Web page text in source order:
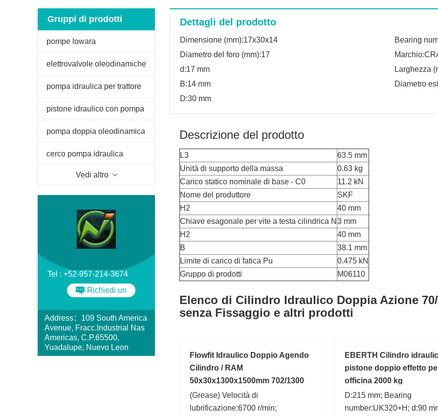
Gruppi di prodotti
pompe lowara
elettrovalvole oleodinamiche
pompa idraulica per trattore
fiat
pistone idraulico con pompa
manuale
pompa doppia oleodinamica
per spaccalegna
cerco pompa idraulica
Vedi altro
Tel : +52-957-214-3674
Richiedi un
Address：109 South America
Avenue, Fracc.Industrial Nas
Americas, C.P.65500,
Yuadalupe, Nuevo Leon
Dettagli del prodotto
Dimensione (mm):17x30x14
Bearing
Diametro del foro (mm):17
d:17 mm
Larghezza
B:14 mm
Diametro
D:30 mm
Descrizione del prodotto
L3
63.5 mm
Unità di supporto della massa
0.63 kg
Carico statico nominale di base - C0
11.2 kN
Nome del produttore
SKF
H2
40 mm
Chiave esagonale per vite a testa cilindrica N 3 mm
H2
40 mm
B
38.1 mm
Limite di carico di fatica Pu
0.475 kN
Gruppo di prodotti
M06110
Elenco di Cilindro Idraulico Doppia Azione
senza Fissaggio e altri prodotti
Flowfit Idraulico Doppio Agendo
Cilindro / RAM
50x30x1300x1500mm 702/1300
(Grease) Velocità di
lubrificazione:6700 r/min;
EBERTH Cilindro
pistone doppio effetto
officina 2000 kg
D:215 mm; Bearing
number:UK320+H; d:90